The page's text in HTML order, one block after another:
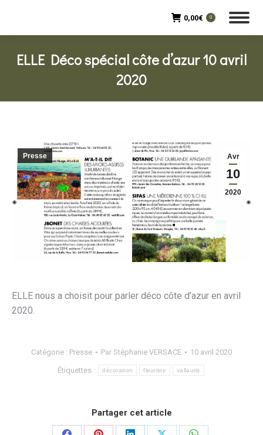
0,00€ 0
ELLE Déco spécial côte d’azur 10 avril
2020
Avr
10
2020
Presse
ELLE nous a choisit pour parler déco côte d’azur en avril
2020.
Catégorie : Presse Par Stéphanie VERSACE 10 avril 2020
Étiquettes : décoration fleuriste vallauris
Partager cet article